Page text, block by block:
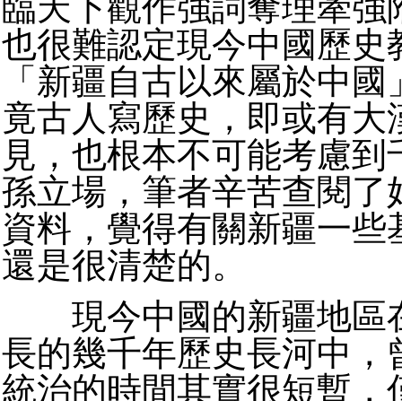
也很難認定現今中國歷史
「新疆自古以來屬於中
竟古人寫歷史，即或有大
見，也根本不可能考慮到
孫立場，筆者辛苦查閱了
資料，覺得有關新疆一些
還是很清楚的。
現今中國的新疆地區
長的幾千年歷史長河中，
統治的時間其實很短暫，